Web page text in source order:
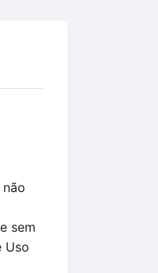
sem
Uso